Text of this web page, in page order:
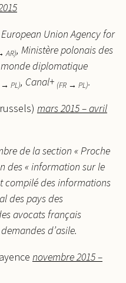
Union Agency for
AR), Ministère polonais des
diplomatique
→ PL), Canal+ (FR → PL).
mars 2015 – avril
de la section « Proche
des « information sur le
compilé des informations
des pays des
avocats français
d’asile.
novembre 2015–